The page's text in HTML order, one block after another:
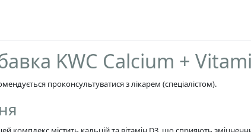
KWC Calcium +
проконсультуватися з лікарем (спеціалістом).